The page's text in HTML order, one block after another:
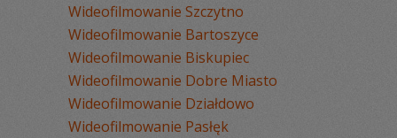
Wideofilmowanie Szczytno
Wideofilmowanie Bartoszyce
Wideofilmowanie Biskupiec
Wideofilmowanie Dobre Miasto
Wideofilmowanie Działdowo
Wideofilmowanie Pasłęk